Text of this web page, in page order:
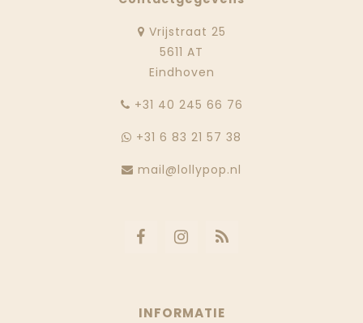
Vrijstraat 25
5611 AT
Eindhoven
‭+31 40 245 66 76
+31 6 83 21 57 38
mail@lollypop.nl
INFORMATIE